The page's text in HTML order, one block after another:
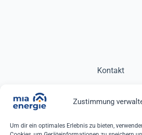
Zustimmung
Um dir ein optimales Erlebnis zu bieten,
Kontakt
Datenschutz